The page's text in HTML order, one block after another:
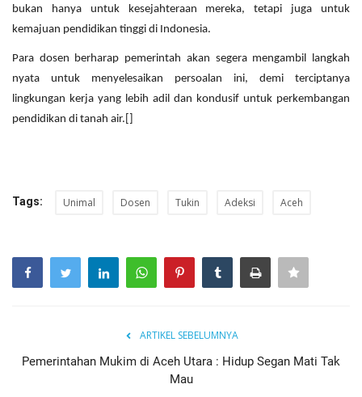
bukan hanya untuk kesejahteraan mereka, tetapi juga untuk
kemajuan pendidikan tinggi di Indonesia.
Para dosen berharap pemerintah akan segera mengambil langkah
nyata untuk menyelesaikan persoalan ini, demi terciptanya
lingkungan kerja yang lebih adil dan kondusif untuk perkembangan
pendidikan di tanah air.[]
Tags: Unimal Dosen Tukin Adeksi Aceh
ARTIKEL SEBELUMNYA
Pemerintahan Mukim di Aceh Utara : Hidup Segan Mati Tak
Mau